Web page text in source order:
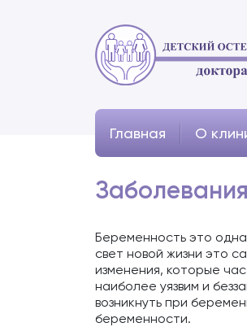
Главная О
Беременность это
свет новой жизни это
изменения, которые
наиболее уязвим и
возникнуть при
беременности.